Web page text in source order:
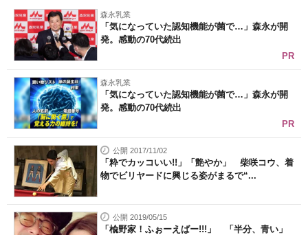
森永乳業
「気になっていた認知機能が菌で…」森永が開
発。感動の70代続出
PR
森永乳業
「気になっていた認知機能が菌で…」森永が開
発。感動の70代続出
PR
公開 2017/11/02
「粋でカッコいい!!」「艶やか」 柴咲コウ、着
物でビリヤードに興じる姿がまるで“...
公開 2019/05/15
「楡野家！ふぉーえばー!!!」 「半分、青い」